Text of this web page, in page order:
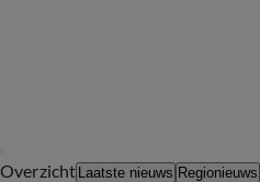
Overzicht Laatste nieuws Regionieuws